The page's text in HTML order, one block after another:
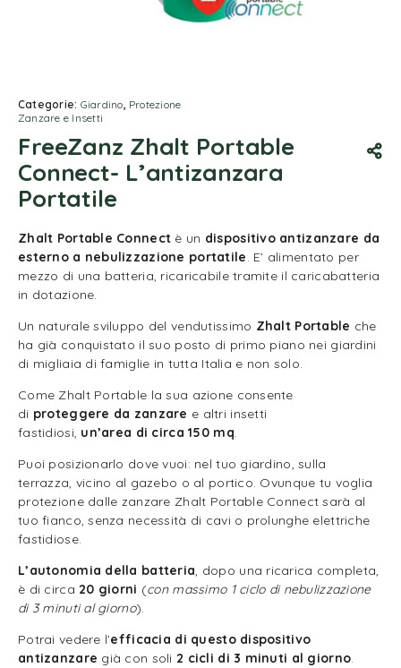
Categorie: Giardino, Protezione
Zanzare e Insetti
FreeZanz Zhalt Portable
Connect- L’antizanzara
Portatile
Zhalt Portable Connect è un dispositivo antizanzare da
esterno a nebulizzazione portatile. E’ alimentato per
mezzo di una batteria, ricaricabile tramite il caricabatteria
in dotazione.
Un naturale sviluppo del vendutissimo Zhalt Portable che
ha già conquistato il suo posto di primo piano nei giardini
di migliaia di famiglie in tutta Italia e non solo.
Come Zhalt Portable la sua azione consente
di proteggere da zanzare e altri insetti
fastidiosi, un’area di circa 150 mq.
Puoi posizionarlo dove vuoi: nel tuo giardino, sulla
terrazza, vicino al gazebo o al portico. Ovunque tu voglia
protezione dalle zanzare Zhalt Portable Connect sarà al
tuo fianco, senza necessità di cavi o prolunghe elettriche
fastidiose.
L’autonomia della batteria, dopo una ricarica completa,
è di circa 20 giorni (con massimo 1 ciclo di nebulizzazione
di 3 minuti al giorno).
Potrai vedere l’efficacia di questo dispositivo
antizanzare già con soli 2 cicli di 3 minuti al giorno.